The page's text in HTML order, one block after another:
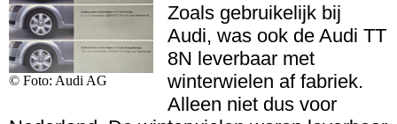
© Foto: Audi AG
Zoals gebruikelijk bij
Audi, was ook de Audi TT
8N leverbaar met
winterwielen af fabriek.
Alleen niet dus voor